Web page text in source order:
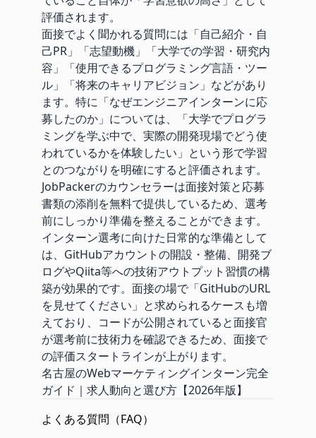
評価されます。
面接でよく聞かれる質問には「自己紹介・自
己PR」「志望動機」「大学での学習・研究内
容」「使用できるプログラミング言語・ツー
ル」「将来のキャリアビジョン」などがあり
ます。特に「なぜエンジニアインターンに応
募したのか」については、「大学でプログラ
ミングを学ぶ中で、実際の開発現場でどう使
われているかを体験したい」という形で学習
とのつながりを明確にすると評価されます。
JobPackerのカウンセラーは面接対策と応募
書類の添削を無料で提供しているため、選考
前にしっかり準備を整えることができます。
インターン選考に向けた日常的な準備として
は、GitHubアカウントの開設・整備、開発ブ
ログやQiita等への技術アウトプット習慣の構
築が効果的です。面接の場で「GitHubのURL
を見せてください」と求められるケースも増
えており、コードが公開されていると面接官
が選考前に技術力を確認できるため、面接で
の評価スタートラインが上がります。
名古屋のWebマーケティングインターン完全
ガイド｜求人動向と選び方【2026年版】
よくある質問（FAQ）